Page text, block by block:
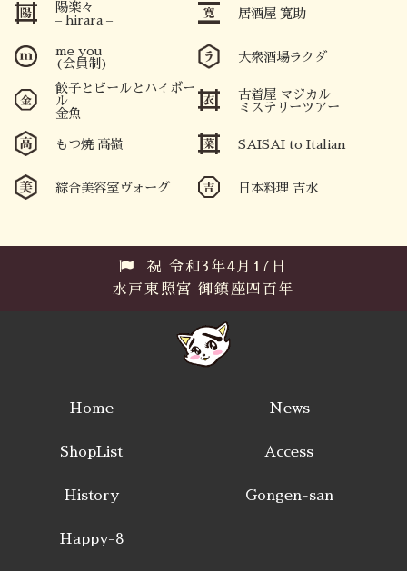
陽楽々
– hirara –
居酒屋 寛助
me you
(会員制)
大衆酒場ラクダ
餃子とビールとハイボー
ル
金魚
古着屋 マジカル
ミステリーツアー
もつ焼 高嶺 SAISAI to Italian
綜合美容室ヴォーグ 日本料理 吉水
祝 令和3年4月17日
水戸東照宮 御鎮座四百年
Home News
ShopList Access
History Gongen-san
Happy-8